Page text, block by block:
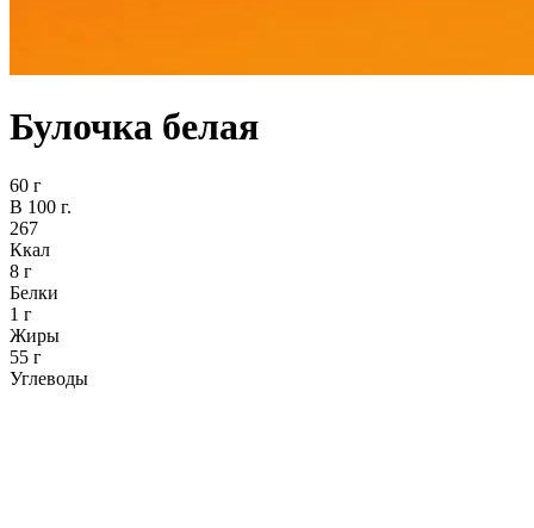
Булочка белая
60 г
В 100 г.
267
Ккал
8 г
Белки
1 г
Жиры
55 г
Углеводы